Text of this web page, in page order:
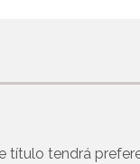
tendrá